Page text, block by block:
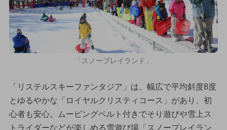
「スノープレイランド」
「リステルスキーファンタジア」は、幅広で平均斜度8度
とゆるやかな「ロイヤルクリスティコース」があり、初
心者も安心。ムービングベルト付きでそり遊びや雪上ス
トライダーなどが楽しめる雪遊び場「スノープレイラン